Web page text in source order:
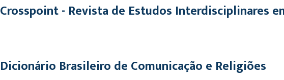
Crosspoint - Revista de Estudos Interdisciplinares
Dicionário Brasileiro de Comunicação e Religiões